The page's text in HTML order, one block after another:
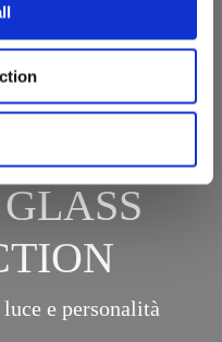
e personalità